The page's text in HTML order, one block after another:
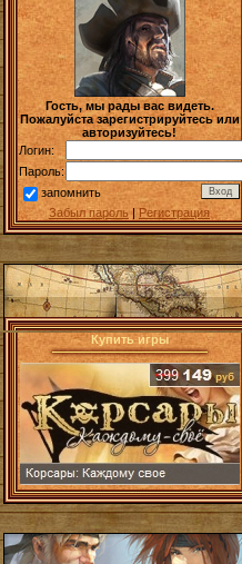
Гость, мы рады вас видеть.
Пожалуйста зарегистрируйтесь или
авторизуйтесь!
Логин:
Пароль:
запомнить
Забыл пароль|Регистрация
Купить игры